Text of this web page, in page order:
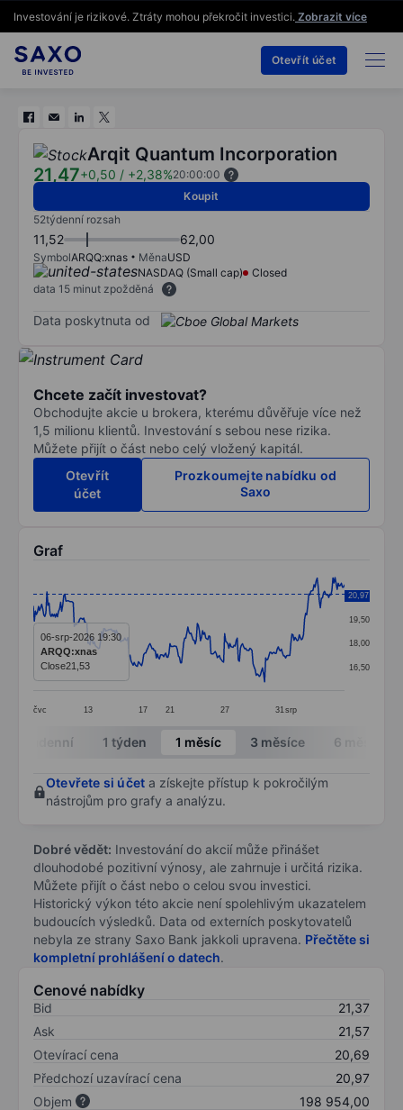
Investování je rizikové. Ztráty mohou překročit investici. Zobrazit více
Otevřít účet
Arqit Quantum Incorporation
21,47+0,50 / +2,38%20:00:00
Koupit
52týdenní rozsah
11,52 62,00
SymbolARQQ:xnas MěnaUSD
NASDAQ (Small cap)
Closed
data 15 minut zpožděná
Data poskytnuta od
Chcete začít investovat?
Obchodujte akcie u brokera, kterému důvěřuje více než
1,5 milionu klientů. Investování s sebou nese rizika.
Můžete přijít o část nebo celý vložený kapitál.
Otevřít
účet
Prozkoumejte nabídku od
Saxo
Graf
Line chart with 297 data points.
The chart has 1 X axis displaying categories.
The chart has 1 Y axis displaying values. Data
čvc 13 17 21 27 31 srp
16,50
18,00
19,50
21,00
20,97
06-srp-2026 19:30
ARQQ:xnas
Close21,53
End of interactive chart.
Intradenní 1 týden 1 měsíc 3 měsíce 6 měsíců
Otevřete si účet a získejte přístup k pokročilým
nástrojům pro grafy a analýzu.
Dobré vědět: Investování do akcií může přinášet
dlouhodobé pozitivní výnosy, ale zahrnuje i určitá rizika.
Můžete přijít o část nebo o celou svou investici.
Historický výkon této akcie není spolehlivým ukazatelem
budoucích výsledků. Data od externích poskytovatelů
nebyla ze strany Saxo Bank jakkoli upravena. Přečtěte si
kompletní prohlášení o datech.
Cenové nabídky
Bid
21,37
Ask
21,57
Otevírací cena
20,69
Předchozí uzavírací cena
20,97
Objem
198 954,00